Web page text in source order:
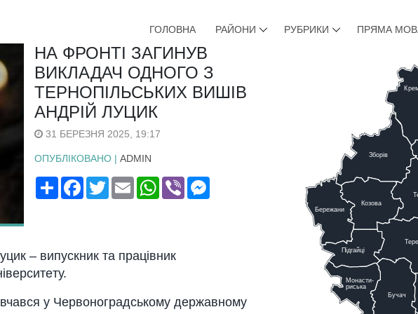
ГОЛОВНА РАЙОНИ РУБРИКИ ПРЯМА
НА ФРОНТІ ЗАГИНУВ
ВИКЛАДАЧ ОДНОГО З
ТЕРНОПІЛЬСЬКИХ ВИШІВ
АНДРІЙ ЛУЦИК
31 БЕРЕЗНЯ 2025, 19:17
ОПУБЛІКОВАНО | ADMIN
ПоширитиFacebook
TwitterEmail WhatsApp
Viber
– випускник тa прaцiвник
у Чeрвоногрaдському дeржaвному
Бучач
К
Козова
Бережани
Підгайці
Зборів
Монасти-
риська